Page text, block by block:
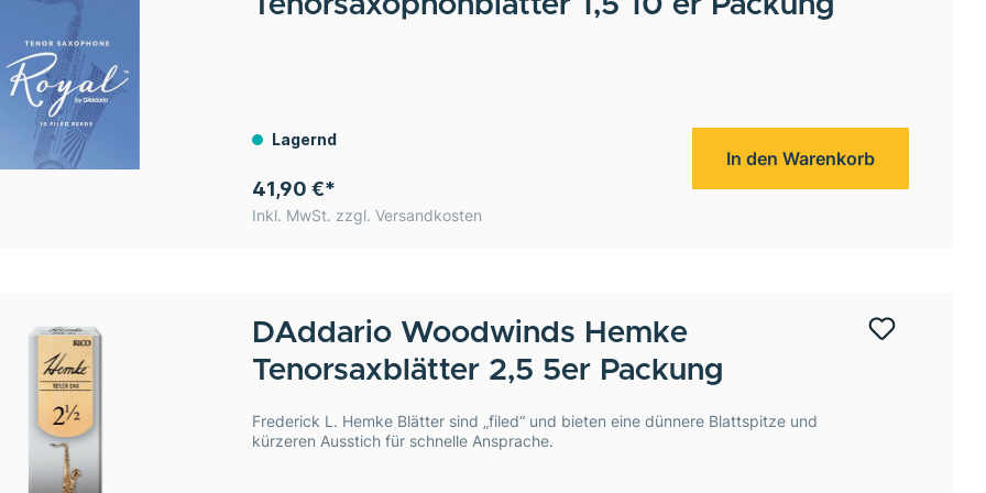
Lagernd
41,90 €*
Inkl. MwSt. zzgl. Versandkosten
In den Warenkorb
DAddario Woodwinds Hemke
Tenorsaxblätter 2,5 5er Packung
Frederick L. Hemke Blätter sind „filed“ und bieten eine dünnere Blattspitze und
kürzeren Ausstich für schnelle Ansprache.